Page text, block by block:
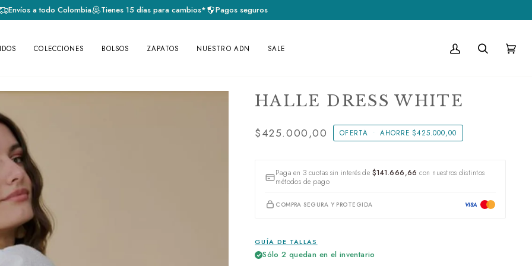
Envíos a todo Colombia Tienes 15 días para cambios* Pagos seguros
COLECCIONES BOLSOS ZAPATOS NUESTRO ADN SALE
Mi
Buscar Carrito
HALLE DRESS WHITE
$425.000,00 OFERTA • AHORRE$425.000,00
Paga en 3 cuotas sin interés de $141.666,66con nuestros distintos
métodos de pago
COMPRA SEGURA Y PROTEGIDA VISA
GUÍA DE TALLAS
Sólo2 quedan en el inventario